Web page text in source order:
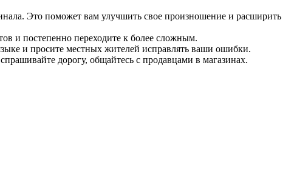
Это поможет вам улучшить свое произношение и расширить
и постепенно переходите к более сложным.
и просите местных жителей исправлять ваши ошибки.
дорогу, общайтесь с продавцами в магазинах.